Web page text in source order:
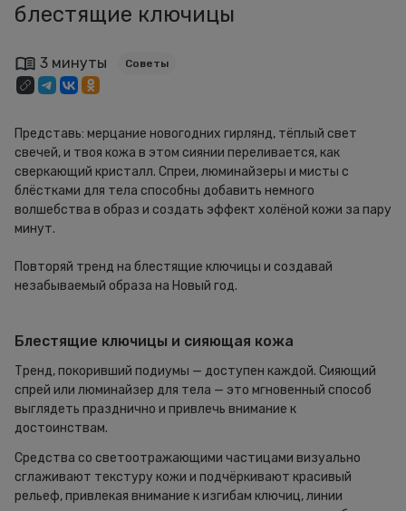
блестящие ключицы
3 минуты Советы
Представь: мерцание новогодних гирлянд, тёплый свет
свечей, и твоя кожа в этом сиянии переливается, как
сверкающий кристалл. Спреи, люминайзеры и мисты с
блёстками для тела способны добавить немного
волшебства в образ и создать эффект холёной кожи за пару
минут.
Повторяй тренд на блестящие ключицы и создавай
незабываемый образа на Новый год.
Блестящие ключицы и сияющая кожа
Тренд, покоривший подиумы — доступен каждой. Сияющий
спрей или люминайзер для тела — это мгновенный способ
выглядеть празднично и привлечь внимание к
достоинствам.
Средства со светоотражающими частицами визуально
сглаживают текстуру кожи и подчёркивают красивый
рельеф, привлекая внимание к изгибам ключиц, линии